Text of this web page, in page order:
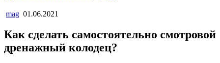
mag 01.06.2021
Как сделать самостоятельно смотровой
дренажный колодец?